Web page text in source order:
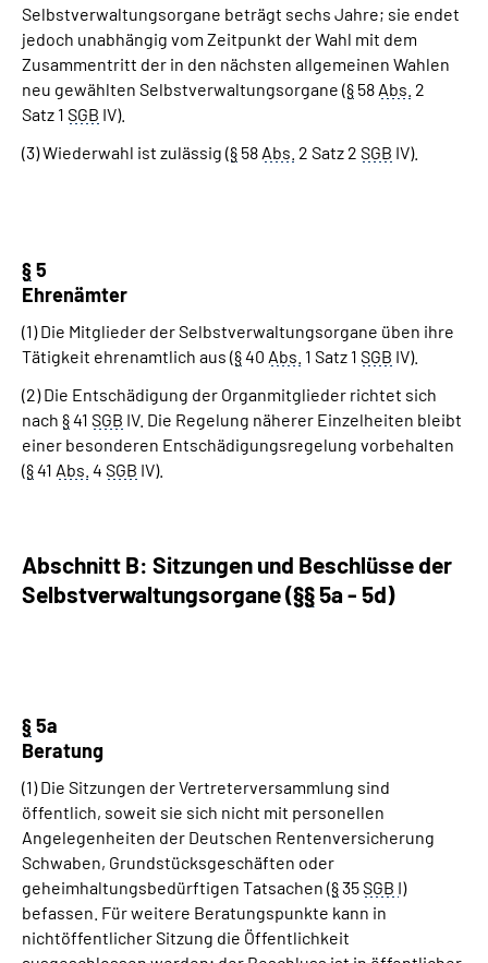
Selbstverwaltungsorgane beträgt sechs Jahre; sie endet
jedoch unabhängig vom Zeitpunkt der Wahl mit dem
Zusammentritt der in den nächsten allgemeinen Wahlen
neu gewählten Selbstverwaltungsorgane (§ 58 Abs. 2
Satz 1 SGB IV).
(3) Wiederwahl ist zulässig (§ 58 Abs. 2 Satz 2 SGB IV).
§5
Ehrenämter
(1) Die Mitglieder der Selbstverwaltungsorgane üben ihre
Tätigkeit ehrenamtlich aus (§40 Abs. 1 Satz 1 SGB IV).
(2) Die Entschädigung der Organmitglieder richtet sich
nach §41 SGB IV. Die Regelung näherer Einzelheiten bleibt
einer besonderen Entschädigungsregelung vorbehalten
(§41 Abs. 4 SGB IV).
Abschnitt B: Sitzungen und Beschlüsse der
Selbstverwaltungsorgane (§§ 5a - 5d)
§5a
Beratung
(1) Die Sitzungen der Vertreterversammlung sind
öffentlich, soweit sie sich nicht mit personellen
Angelegenheiten der Deutschen Rentenversicherung
Schwaben, Grundstücksgeschäften oder
geheimhaltungsbedürftigen Tatsachen (§35SGB I)
befassen. Für weitere Beratungspunkte kann in
nichtöffentlicher Sitzung die Öffentlichkeit